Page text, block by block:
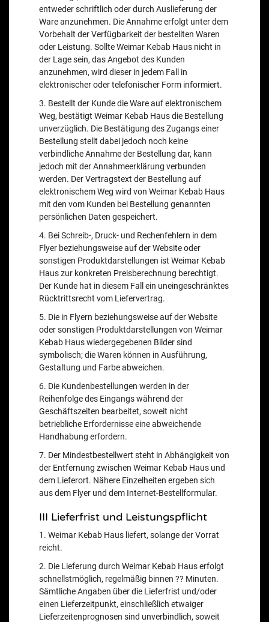
entweder schriftlich oder durch Auslieferung der
Ware anzunehmen. Die Annahme erfolgt unter dem
Vorbehalt der Verfügbarkeit der bestellten Waren
oder Leistung. Sollte Weimar Kebab Haus nicht in
der Lage sein, das Angebot des Kunden
anzunehmen, wird dieser in jedem Fall in
elektronischer oder telefonischer Form informiert.
3. Bestellt der Kunde die Ware auf elektronischem
Weg, bestätigt Weimar Kebab Haus die Bestellung
unverzüglich. Die Bestätigung des Zugangs einer
Bestellung stellt dabei jedoch noch keine
verbindliche Annahme der Bestellung dar, kann
jedoch mit der Annahmeerklärung verbunden
werden. Der Vertragstext der Bestellung auf
elektronischem Weg wird von Weimar Kebab Haus
mit den vom Kunden bei Bestellung genannten
persönlichen Daten gespeichert.
4. Bei Schreib-, Druck- und Rechenfehlern in dem
Flyer beziehungsweise auf der Website oder
sonstigen Produktdarstellungen ist Weimar Kebab
Haus zur konkreten Preisberechnung berechtigt.
Der Kunde hat in diesem Fall ein uneingeschränktes
Rücktrittsrecht vom Liefervertrag.
5. Die in Flyern beziehungsweise auf der Website
oder sonstigen Produktdarstellungen von Weimar
Kebab Haus wiedergegebenen Bilder sind
symbolisch; die Waren können in Ausführung,
Gestaltung und Farbe abweichen.
6. Die Kundenbestellungen werden in der
Reihenfolge des Eingangs während der
Geschäftszeiten bearbeitet, soweit nicht
betriebliche Erfordernisse eine abweichende
Handhabung erfordern.
7. Der Mindestbestellwert steht in Abhängigkeit von
der Entfernung zwischen Weimar Kebab Haus und
dem Lieferort. Nähere Einzelheiten ergeben sich
aus dem Flyer und dem Internet-Bestellformular.
III Lieferfrist und Leistungspflicht
1. Weimar Kebab Haus liefert, solange der Vorrat
reicht.
2. Die Lieferung durch Weimar Kebab Haus erfolgt
schnellstmöglich, regelmäßig binnen ?? Minuten.
Sämtliche Angaben über die Lieferfrist und/oder
einen Lieferzeitpunkt, einschließlich etwaiger
Lieferzeitenprognosen sind unverbindlich, soweit